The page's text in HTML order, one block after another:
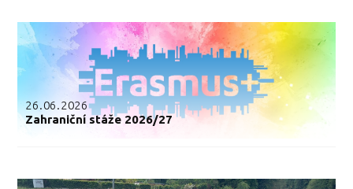
26.06.2026
Zahraniční stáže 2026/27